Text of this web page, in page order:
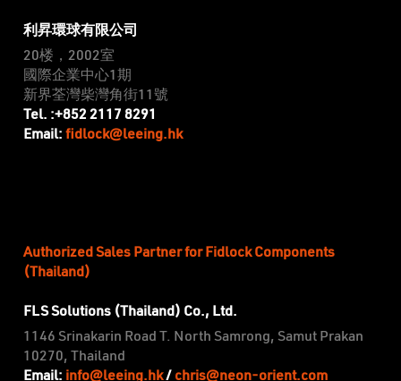
利昇環球有限公司
20楼，2002室
國際企業中心1期
新界荃灣柴灣角街11號
Tel. :+852 2117 8291
Email: fidlock@leeing.hk
Authorized Sales Partner for Fidlock Components
(Thailand)
FLS Solutions (Thailand) Co., Ltd.
1146 Srinakarin Road T. North Samrong, Samut Prakan
10270, Thailand
Email: info@leeing.hk/ chris@neon-orient.com